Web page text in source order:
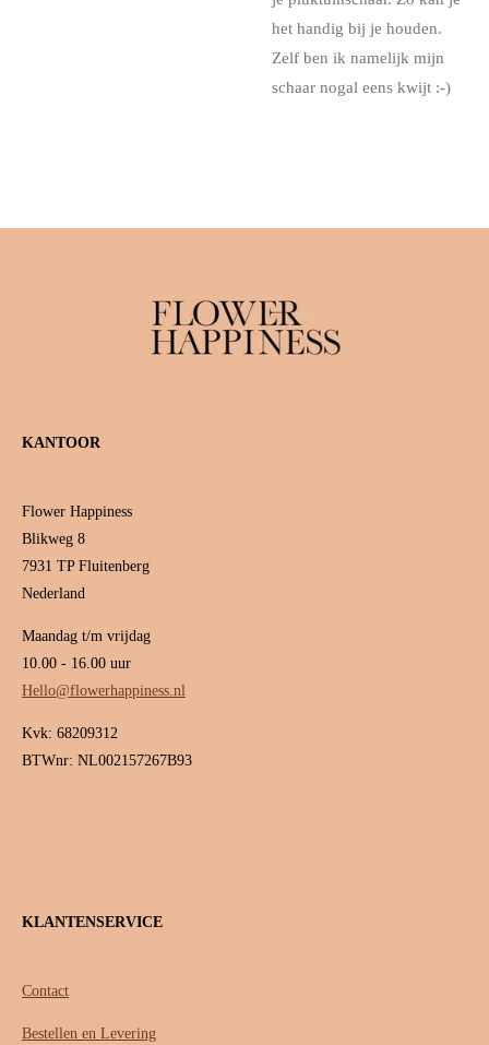
het handig bij je houden.
Zelf ben ik namelijk mijn
schaar nogal eens kwijt :-)
KANTOOR
Flower Happiness
Blikweg 8
7931 TP Fluitenberg
Nederland
Maandag t/m vrijdag
10.00 - 16.00 uur
Hello@flowerhappiness.nl
Kvk: 68209312
BTWnr: NL002157267B93
KLANTENSERVICE
Contact
Bestellen en Levering